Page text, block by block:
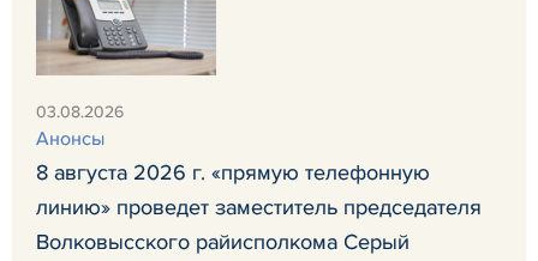
03.08.2026
Анонсы
8 августа 2026 г. «прямую телефонную
линию» проведет заместитель председателя
Волковысского райисполкома Серый